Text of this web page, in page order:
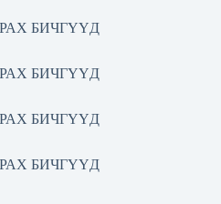
БИЧГҮҮД
БИЧГҮҮД
БИЧГҮҮД
БИЧГҮҮД